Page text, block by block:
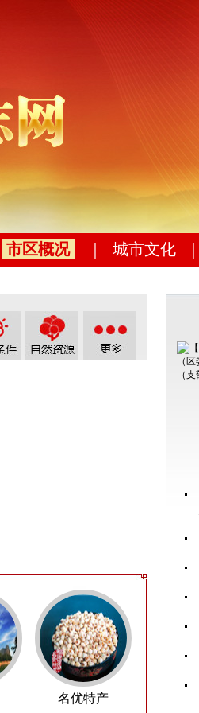
市区概况 城市文化
名优特产